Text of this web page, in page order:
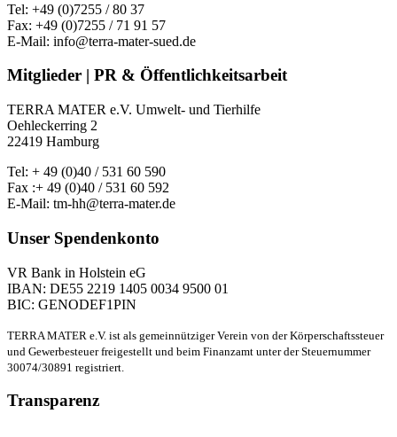
Tel: +49 (0)7255 / 80 37
Fax: +49 (0)7255 / 71 91 57
E-Mail: info@terra-mater-sued.de
Mitglieder | PR & Öffentlichkeitsarbeit
TERRA MATER e.V. Umwelt- und Tierhilfe
Oehleckerring 2
22419 Hamburg
Tel: + 49 (0)40 / 531 60 590
Fax :+ 49 (0)40 / 531 60 592
E-Mail: tm-hh@terra-mater.de
Unser Spendenkonto
VR Bank in Holstein eG
IBAN: DE55 2219 1405 0034 9500 01
BIC: GENODEF1PIN
TERRA MATER e.V. ist als gemeinnütziger Verein von der Körperschaftssteuer
und Gewerbesteuer freigestellt und beim Finanzamt unter der Steuernummer
30074/30891 registriert.
Transparenz